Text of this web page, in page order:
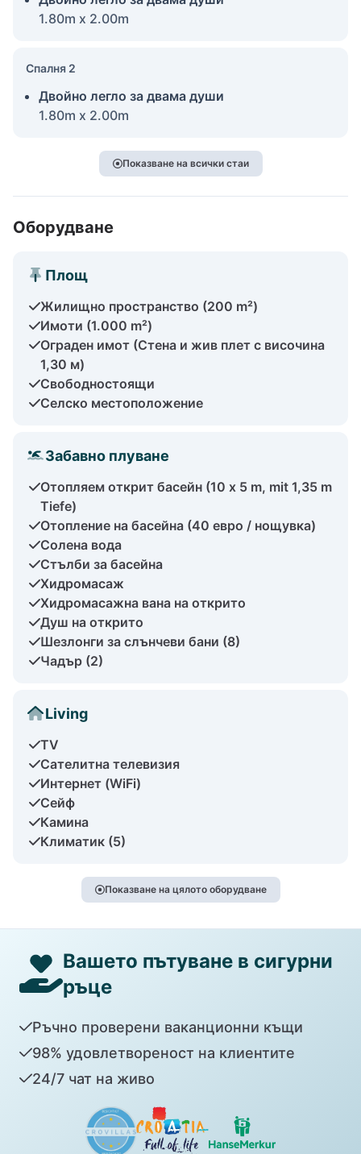
1.80m x 2.00m
Спалня 2
Двойно легло за двама души
1.80m x 2.00m
Показване на всички стаи
Оборудване
Площ
Жилищно пространство (200 m²)
Имоти (1.000 m²)
Ограден имот (Стена и жив плет с височина
1,30 м)
Свободностоящи
Селско местоположение
Забавно плуване
Отопляем открит басейн (10 x 5 m, mit 1,35 m
Tiefe)
Отопление на басейна (40 евро / нощувка)
Солена вода
Стълби за басейна
Хидромасаж
Хидромасажна вана на открито
Душ на открито
Шезлонги за слънчеви бани (8)
Чадър (2)
Living
TV
Сателитна телевизия
Интернет (WiFi)
Сейф
Камина
Климатик (5)
Показване на цялото оборудване
Вашето пътуване в сигурни
ръце
Ръчно проверени ваканционни къщи
98% удовлетвореност на клиентите
24/7 чат на живо